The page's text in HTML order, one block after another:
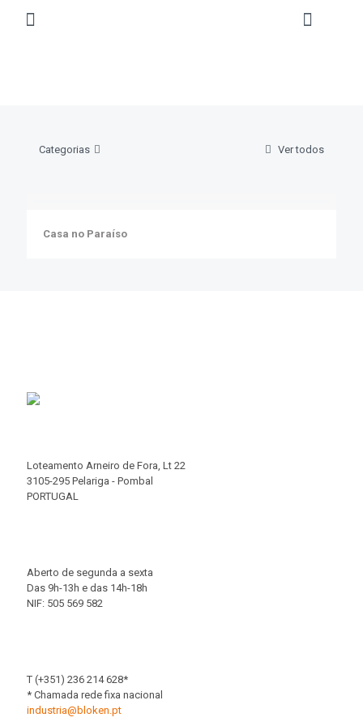
Categorias Ver todos
Casa no Paraíso
Loteamento Arneiro de Fora, Lt 22
3105-295 Pelariga - Pombal
PORTUGAL
Aberto de segunda a sexta
Das 9h-13h e das 14h-18h
NIF: 505 569 582
T (+351) 236 214 628*
* Chamada rede fixa nacional
industria@bloken.pt